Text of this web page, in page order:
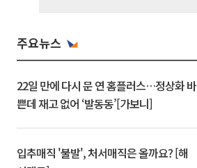
주요뉴스
22일 만에 다시 문 연 홈플러스…정상화 바
쁜데 재고 없어 ‘발동동’[가보니]
입추매직 '불발', 처서매직은 올까요? [해